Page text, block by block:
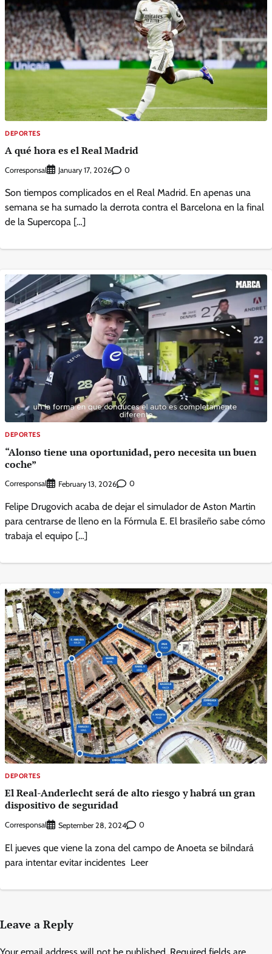
DEPORTES
A qué hora es el Real Madrid
Corresponsal January 17, 2026 0
Son tiempos complicados en el Real Madrid. En apenas una
semana se ha sumado la derrota contra el Barcelona en la final
de la Supercopa […]
DEPORTES
“Alonso tiene una oportunidad, pero necesita un buen
coche”
Corresponsal February 13, 2026 0
Felipe Drugovich acaba de dejar el simulador de Aston Martin
para centrarse de lleno en la Fórmula E. El brasileño sabe cómo
trabaja el equipo […]
DEPORTES
El Real-Anderlecht será de alto riesgo y habrá un gran
dispositivo de seguridad
Corresponsal September 28, 2024 0
El jueves que viene la zona del campo de Anoeta se bilndará
para intentar evitar incidentes Leer
Leave a Reply
Your email address will not be published. Required fields are